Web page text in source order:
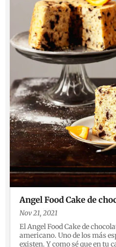
Angel Food Cake de
Nov 21, 2021
El Angel Food Cake de
americano. Uno de los más
existen. Y como sé que en tu